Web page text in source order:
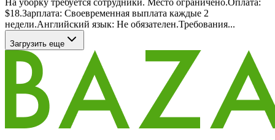
На уборку требуется сотрудники. Место ограничено.Оплата:
$18.Зарплата: Своевременная выплата каждые 2
недели.Английский язык: Не обязателен.Требования...
Загрузить еще